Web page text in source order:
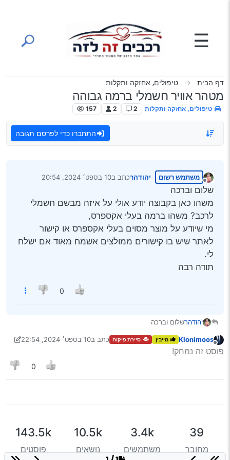
☰
דף הבית טיפולים, אחזקה ותקלות
מטהר אוויר חשמלי ברמה גבוהה
טיפולים, אחזקה ותקלות 2
2
157
התחברו כדי לפרסם תגובה
מנותק
משתמש רשום יהודהרכתב ב10 בספט׳ 2024, 20:54
נערך לאחרונה על ידי
שלום וברכה
משהו כאן בקבוצה יודע אולי על איזה מבשם חשמלי
לרכב? משהו ברמה בעלי אקספרס,
מי שיודע על מוצר מסוים בעלי אקספרס או קישור
לאתר שיש בו קישורים ממולצים אשמח מאוד אם ישלח
לי.
תודה רבה
0
יהודהרשלום וברכה
משהו ברמה בעלי אקספרס,
מי שיודע על מוצר מסוים בעלי אקספרס או קישור לאתר שיש
Klonimoos מייבין סיירת פיקוח כתב ב10 בספט׳ 2024, 22:54
נערך לאחרונה על ידי Klonimoos9 בנוב׳ 2024, 11:07
פוסט זה נמחק!
0
39
מחובר
3.4k
משתמשים
10.5k
נושאים
143.5k
פוסטים